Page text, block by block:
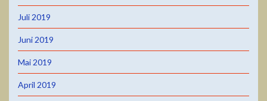
Juli 2019
Juni 2019
Mai 2019
April 2019